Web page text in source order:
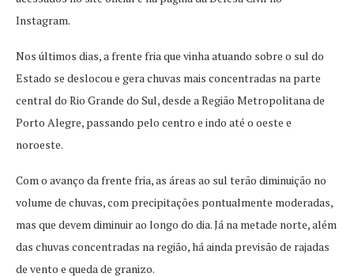
Instagram.
Nos últimos dias, a frente fria que vinha atuando sobre o sul do
Estado se deslocou e gera chuvas mais concentradas na parte
central do Rio Grande do Sul, desde a Região Metropolitana de
Porto Alegre, passando pelo centro e indo até o oeste e
noroeste.
Com o avanço da frente fria, as áreas ao sul terão diminuição no
volume de chuvas, com precipitações pontualmente moderadas,
mas que devem diminuir ao longo do dia. Já na metade norte, além
das chuvas concentradas na região, há ainda previsão de rajadas
de vento e queda de granizo.